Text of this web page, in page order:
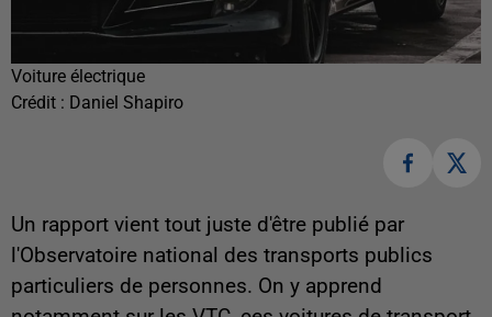
Voiture électrique
Crédit : Daniel Shapiro
Un rapport vient tout juste d'être publié par
l'Observatoire national des transports publics
particuliers de personnes. On y apprend